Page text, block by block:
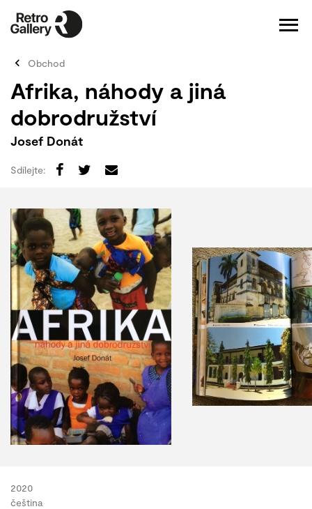
Obchod
Afrika, náhody a jiná
dobrodružství
Josef Donát
Sdílejte:
2020
čeština